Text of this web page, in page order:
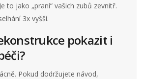
to jako „praní“ vašich zubů zevnitř.
3x vyšší.
pokazit i
Pokud dodržujete návod,